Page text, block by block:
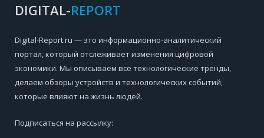
DIGITAL-REPORT
Digital-Report.ru — это информационно-аналитический
портал, который отслеживает изменения цифровой
экономики. Мы описываем все технологические тренды,
делаем обзоры устройств и технологических событий,
которые влияют на жизнь людей.
Подписаться на рассылку: